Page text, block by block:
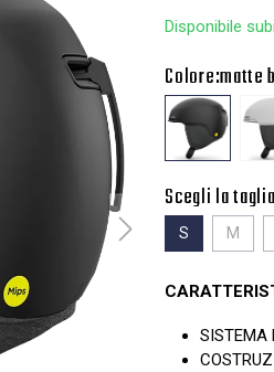
Disponibile
Colore:matte
Scegli la
S M
SISTEMA